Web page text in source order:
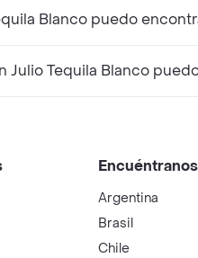
Blanco puedo
Tequila Blanco
Argentina
Brasil
Chile